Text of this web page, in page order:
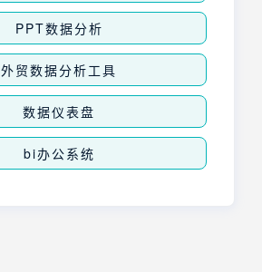
PPT数据分析
外贸数据分析工具
数据仪表盘
bi办公系统